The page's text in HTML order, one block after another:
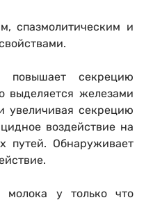
спазмолитическим и
секрецию
выделяется железами
увеличивая секрецию
воздействие на
путей. Обнаруживает
молока у только что